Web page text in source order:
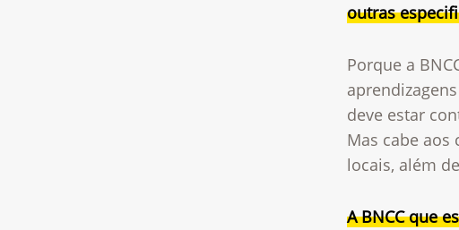
outras
Porque a
deve estar
Mas cabe
locais, além
A BNCC que